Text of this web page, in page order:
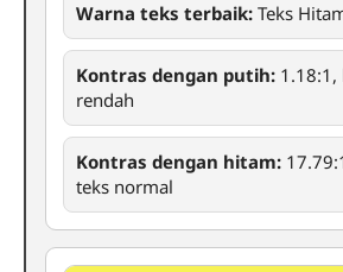
Warna teks terbaik: Teks
Kontras dengan putih: 1.18:1,
rendah
Kontras dengan hitam:
teks normal